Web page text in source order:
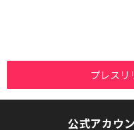
プレスリ
公式アカウ